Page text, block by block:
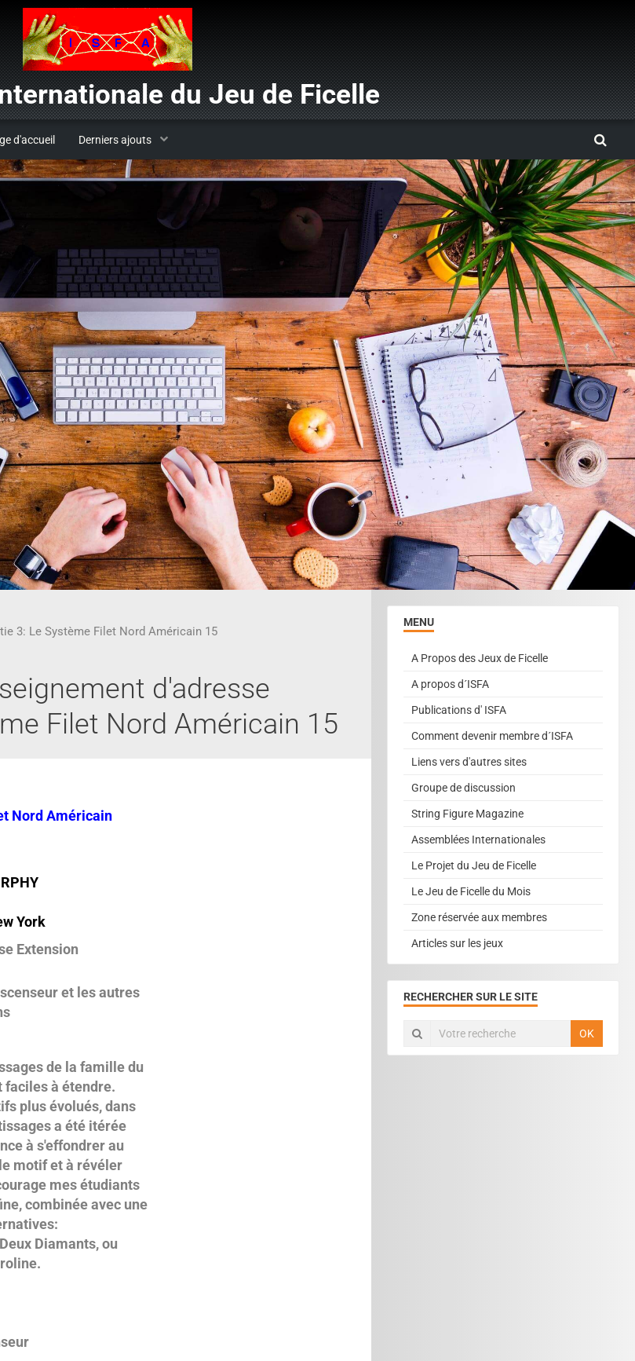
du Jeu de Ficelle
d'accueil Derniers ajouts
3: Le Système Filet Nord Américain 15
d'adresse
Filet Nord Américain 15
Nord Américain
York
Extension
et les autres
de la famille du
faciles à étendre.
plus évolués, dans
a été itérée
à s'effondrer au
motif et à révéler
mes étudiants
combinée avec une
Diamants, ou
MENU
A Propos des Jeux de Ficelle
A propos d´ISFA
Publications d' ISFA
Comment devenir membre d´ISFA
Liens vers d'autres sites
Groupe de discussion
String Figure Magazine
Assemblées Internationales
Le Projet du Jeu de Ficelle
Le Jeu de Ficelle du Mois
Zone réservée aux membres
Articles sur les jeux
RECHERCHER SUR LE SITE
OK